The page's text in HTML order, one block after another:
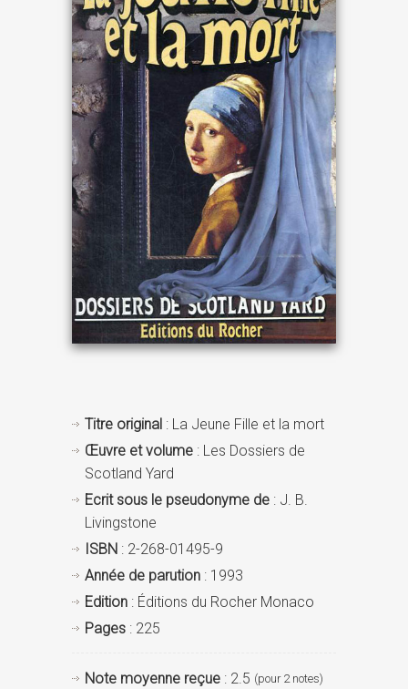
Titre original : La Jeune Fille et la mort
Œuvre et volume : Les Dossiers de
Scotland Yard
Ecrit sous le pseudonyme de : J. B.
Livingstone
ISBN : 2-268-01495-9
Année de parution : 1993
Edition : Éditions du Rocher Monaco
Pages : 225
Note moyenne reçue : 2.5 (pour 2 notes)